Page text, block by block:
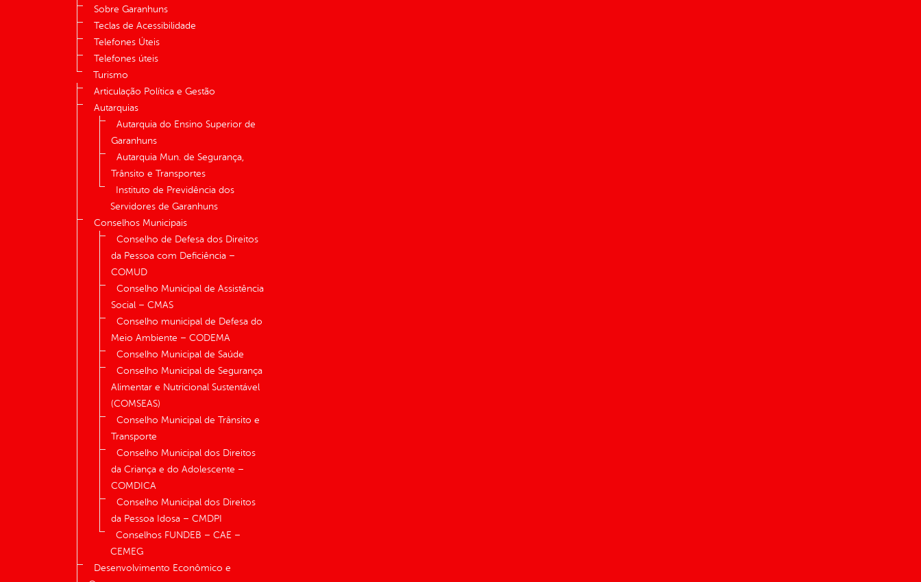
Sobre Garanhuns
Teclas de Acessibilidade
Telefones Úteis
Telefones úteis
Turismo
Articulação Política e Gestão
Autarquias
Autarquia do Ensino Superior de
Garanhuns
Autarquia Mun. de Segurança,
Trânsito e Transportes
Instituto de Previdência dos
Servidores de Garanhuns
Conselhos Municipais
Conselho de Defesa dos Direitos
da Pessoa com Deficiência –
COMUD
Conselho Municipal de Assistência
Social – CMAS
Conselho municipal de Defesa do
Meio Ambiente – CODEMA
Conselho Municipal de Saúde
Conselho Municipal de Segurança
Alimentar e Nutricional Sustentável
(COMSEAS)
Conselho Municipal de Trânsito e
Transporte
Conselho Municipal dos Direitos
da Criança e do Adolescente –
COMDICA
Conselho Municipal dos Direitos
da Pessoa Idosa – CMDPI
Conselhos FUNDEB – CAE –
CEMEG
Desenvolvimento Econômico e